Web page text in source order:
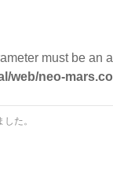
must be an
web/neo-
た。